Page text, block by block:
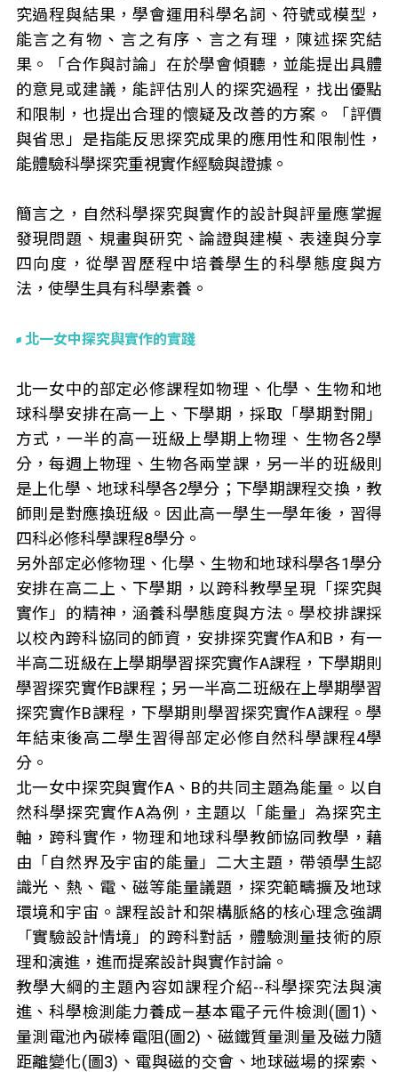
究過程與結果，學會運用科學名詞、符號或模型，
能言之有物、言之有序、言之有理，陳述探究結
果。「合作與討論」在於學會傾聽，並能提出具體
的意見或建議，能評估別人的探究過程，找出優點
和限制，也提出合理的懷疑及改善的方案。「評價
與省思」是指能反思探究成果的應用性和限制性，
能體驗科學探究重視實作經驗與證據。
簡言之，自然科學探究與實作的設計與評量應掌握
發現問題、規畫與研究、論證與建模、表達與分享
四向度，從學習歷程中培養學生的科學態度與方
法，使學生具有科學素養。
北一女中探究與實作的實踐
北一女中的部定必修課程如物理、化學、生物和地
球科學安排在高一上、下學期，採取「學期對開」
方式，一半的高一班級上學期上物理、生物各2學
分，每週上物理、生物各兩堂課，另一半的班級則
是上化學、地球科學各2學分；下學期課程交換，教
師則是對應換班級。因此高一學生一學年後，習得
四科必修科學課程8學分。
另外部定必修物理、化學、生物和地球科學各1學分
安排在高二上、下學期，以跨科教學呈現「探究與
實作」的精神，涵養科學態度與方法。學校排課採
以校內跨科協同的師資，安排探究實作A和B，有一
半高二班級在上學期學習探究實作A課程，下學期則
學習探究實作B課程；另一半高二班級在上學期學習
探究實作B課程，下學期則學習探究實作A課程。學
年結束後高二學生習得部定必修自然科學課程4學
分。
北一女中探究與實作A、B的共同主題為能量。以自
然科學探究實作A為例，主題以「能量」為探究主
軸，跨科實作，物理和地球科學教師協同教學，藉
由「自然界及宇宙的能量」二大主題，帶領學生認
識光、熱、電、磁等能量議題，探究範疇擴及地球
環境和宇宙。課程設計和架構脈絡的核心理念強調
「實驗設計情境」的跨科對話，體驗測量技術的原
理和演進，進而提案設計與實作討論。
教學大綱的主題內容如課程介紹--科學探究法與演
進、科學檢測能力養成—基本電子元件檢測(圖1)、
量測電池內碳棒電阻(圖2)、磁鐵質量測量及磁力隨
距離變化(圖3)、電與磁的交會、地球磁場的探索、